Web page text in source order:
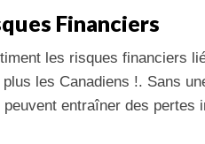
Financiers
les risques financiers
les Canadiens !. Sans
entraîner des pertes